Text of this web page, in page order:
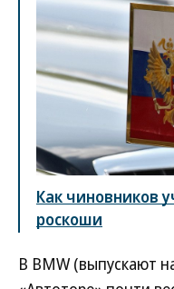
Как чиновников
роскоши
В BMW (выпускают